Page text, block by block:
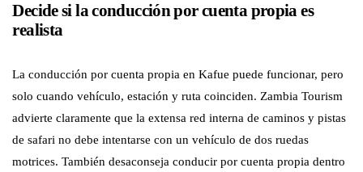
Decide si la conducción por cuenta propia es
realista
La conducción por cuenta propia en Kafue puede funcionar, pero
solo cuando vehículo, estación y ruta coinciden. Zambia Tourism
advierte claramente que la extensa red interna de caminos y pistas
de safari no debe intentarse con un vehículo de dos ruedas
motrices. También desaconseja conducir por cuenta propia dentro